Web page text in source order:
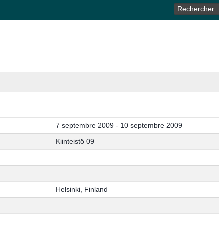
7 septembre 2009 - 10 septembre 2009
Kiinteistö 09
Helsinki, Finland